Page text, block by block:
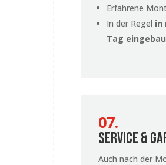
Erfahrene
In der Regel in
Tag
07.
Service &
Auch nach der